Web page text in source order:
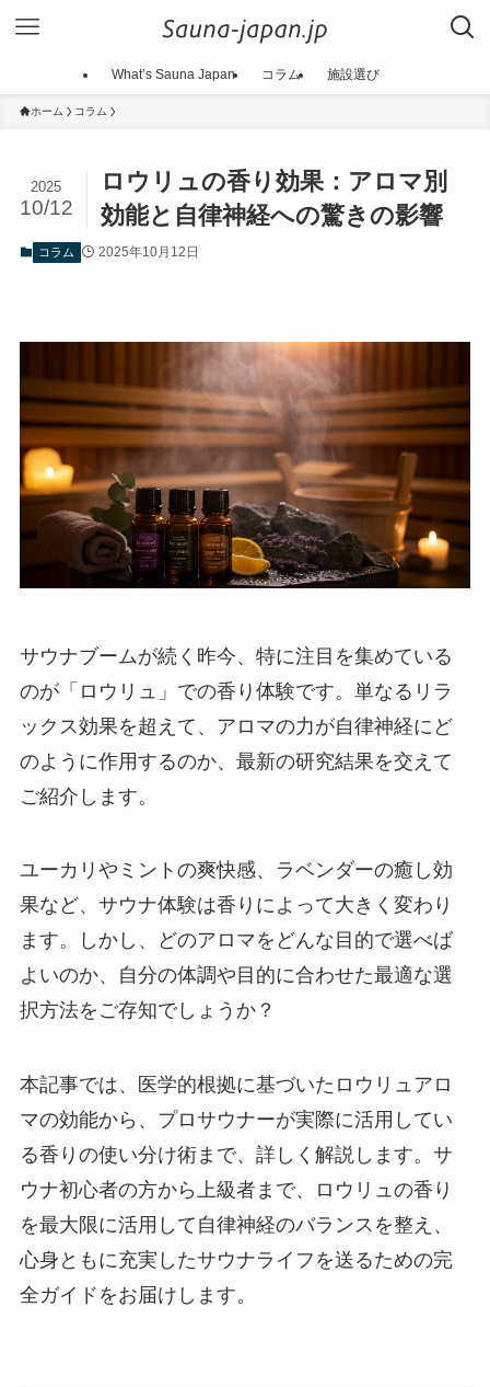
What’s Sauna Japan コラム 施設選び
ホーム コラム
ロウリュの香り効果：アロマ別
効能と自律神経への驚きの影響
2025
10/12
コラム 2025年10月12日
サウナブームが続く昨今、特に注目を集めている
のが「ロウリュ」での香り体験です。単なるリラ
ックス効果を超えて、アロマの力が自律神経にど
のように作用するのか、最新の研究結果を交えて
ご紹介します。
ユーカリやミントの爽快感、ラベンダーの癒し効
果など、サウナ体験は香りによって大きく変わり
ます。しかし、どのアロマをどんな目的で選べば
よいのか、自分の体調や目的に合わせた最適な選
択方法をご存知でしょうか？
本記事では、医学的根拠に基づいたロウリュアロ
マの効能から、プロサウナーが実際に活用してい
る香りの使い分け術まで、詳しく解説します。サ
ウナ初心者の方から上級者まで、ロウリュの香り
を最大限に活用して自律神経のバランスを整え、
心身ともに充実したサウナライフを送るための完
全ガイドをお届けします。